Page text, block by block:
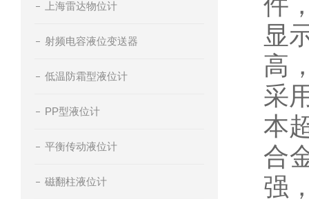
上海雷达物位计
射频电容液位变送器
低温防霜型液位计
PP型液位计
平衡传动液位计
磁翻柱液位计
显
高
采
本
合
强